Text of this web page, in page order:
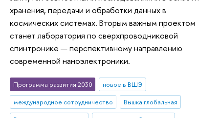
хранения, передачи и обработки данных в
космических системах. Вторым важным проектом
станет лаборатория по сверхпроводниковой
спинтронике — перспективному направлению
современной наноэлектроники.
Программа развития 2030
новое в ВШЭ
международное сотрудничество
Вышка глобальная